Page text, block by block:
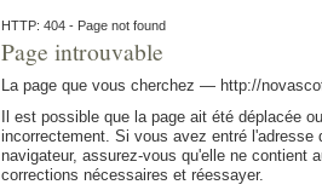
HTTP: 404 - Page not found
Page introuvable
La page que vous cherchez — http://
Il est possible que la page ait été déplacée
incorrectement. Si vous avez entré l'adresse
navigateur, assurez-vous qu'elle ne contient
corrections nécessaires et réessayer.